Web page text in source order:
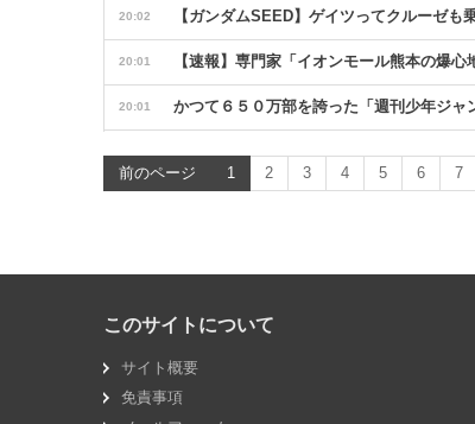
20:02 【ガンダムSEED】ゲイツってクルーゼ
20:01 【速報】専門家「イオンモール熊本の爆
20:01 かつて６５０万部を誇った「週刊少年ジ
RTX5070Tiと同じくらいの性能の
【グラブル】ぐらぶるっ！3150話 たぬき
20:00 「強いおっさんキャラ（年齢40～50代）
20:00 【ポケモンGO】レベル80の大親友+とのリ
前のページ 1 2 3 4 5 6 7
このサイトについて
サイト概要
免責事項